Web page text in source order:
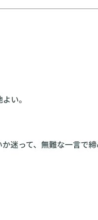
い。
迷って、無難な一言で